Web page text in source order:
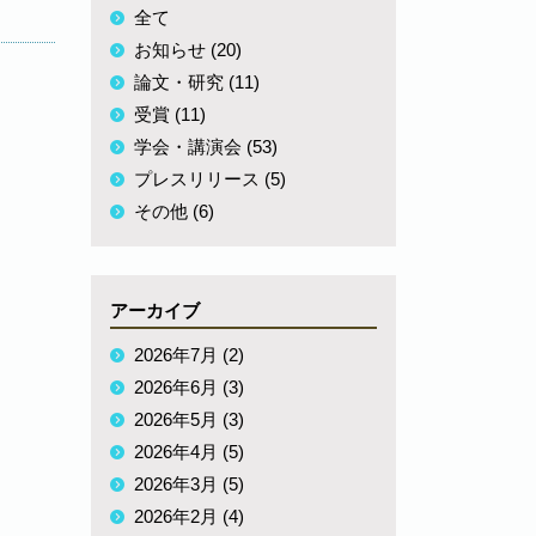
全て
お知らせ (20)
論文・研究 (11)
受賞 (11)
学会・講演会 (53)
プレスリリース (5)
その他 (6)
アーカイブ
2026年7月 (2)
2026年6月 (3)
2026年5月 (3)
2026年4月 (5)
2026年3月 (5)
2026年2月 (4)